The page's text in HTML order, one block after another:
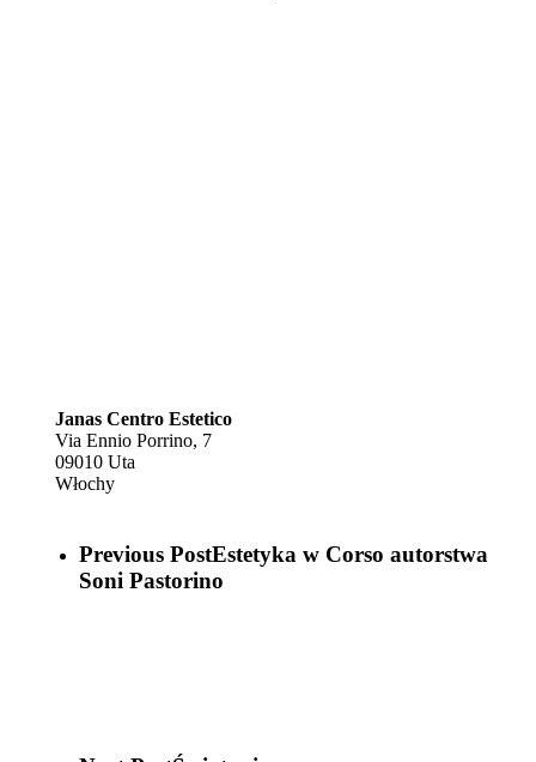
Janas Centro Estetico
Via Ennio Porrino, 7
09010 Uta
Włochy
Previous PostEstetyka w Corso autorstwa
Soni Pastorino